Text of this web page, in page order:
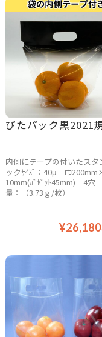
ぴたパック黒2021
¥26,180
内側にテープの付いたスタ
ックｻｲｽﾞ：40μ 巾
10mm(ｶﾞｾﾞｯﾄ45mm) 4穴
量：（3.73ｇ/枚）